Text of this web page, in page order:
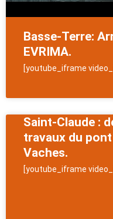
Basse-Terre:
EVRIMA.
[youtube_iframe
Saint-Claude :
travaux du
Vaches.
[youtube_iframe